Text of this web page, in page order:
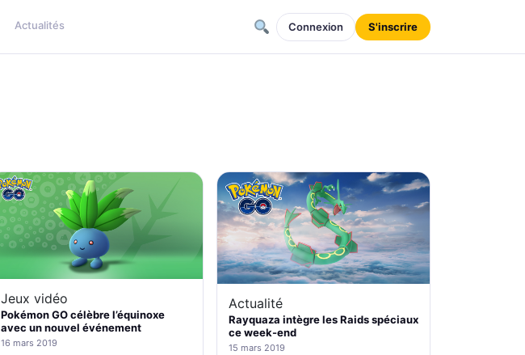
Actualités Connexion S'inscrire
Jeux vidéo
Pokémon GO célèbre l’équinoxe
avec un nouvel événement
16 mars 2019
Actualité
Rayquaza intègre les Raids spéciaux
ce week-end
15 mars 2019